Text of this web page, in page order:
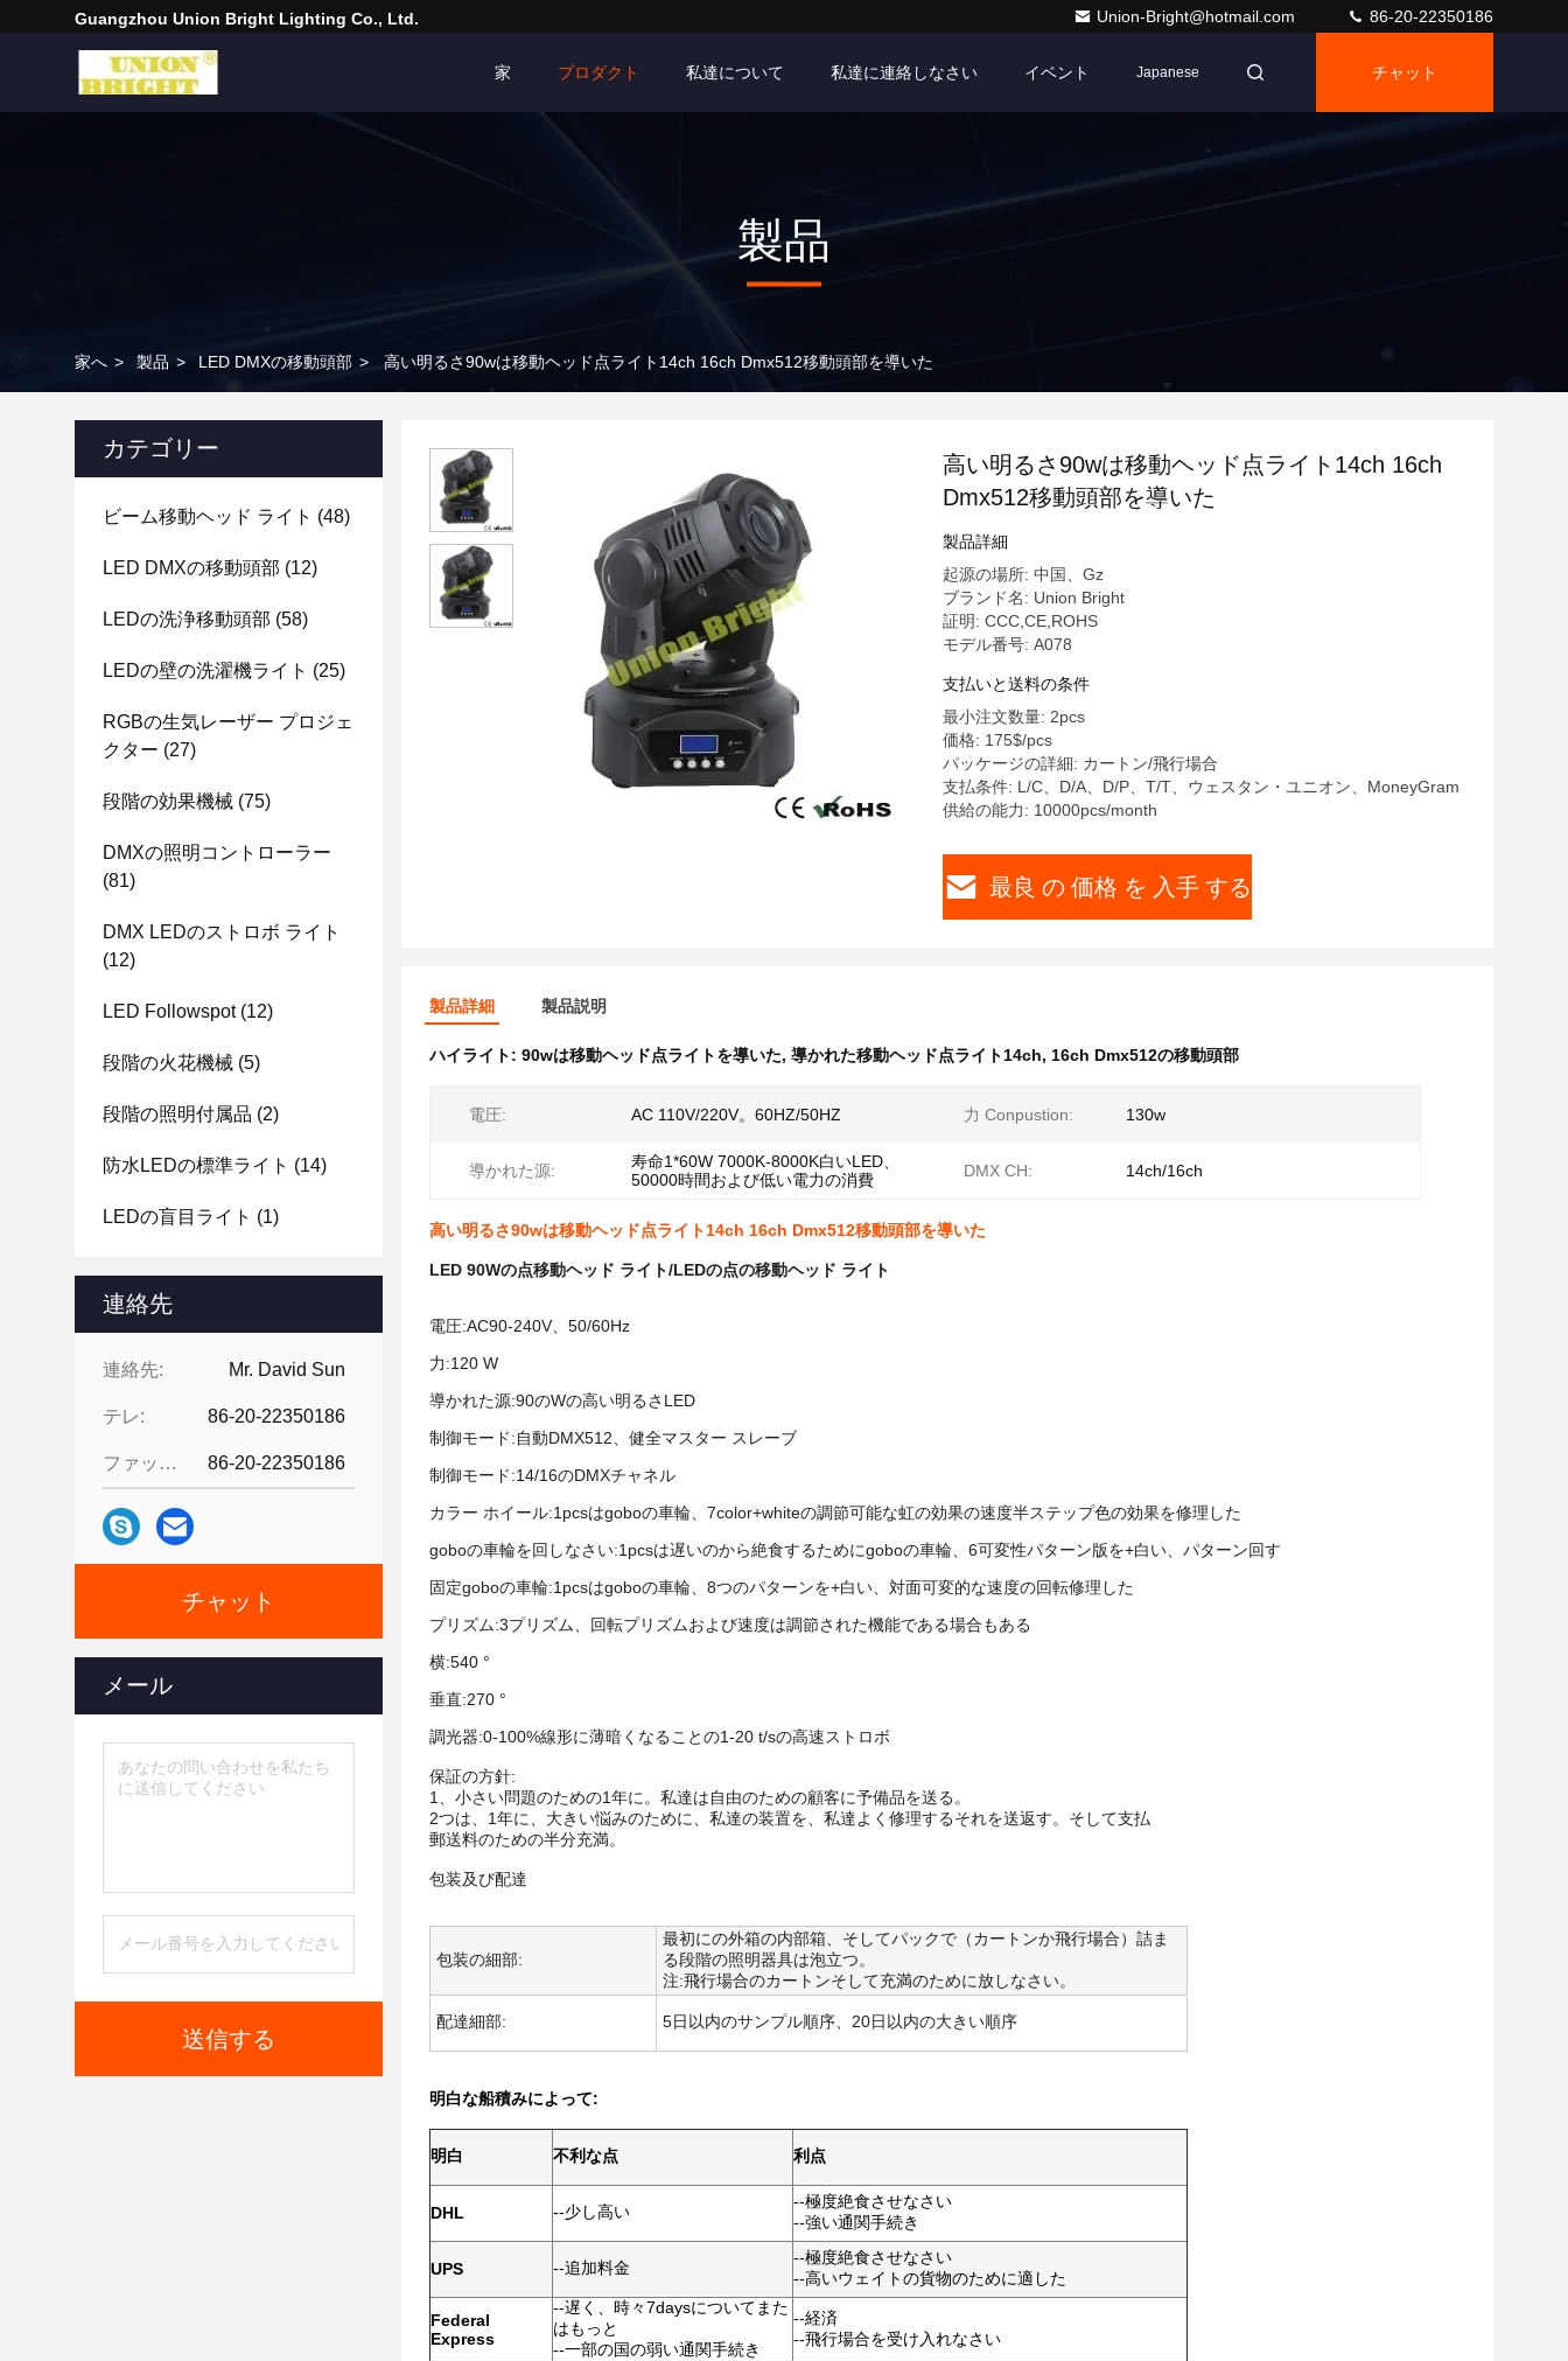
Guangzhou Union Bright Lighting Co., Ltd. Union-Bright@hotmail.com 86-20-22350186
家 プロダクト 私達について 私達に連絡しなさい イベント Japanese チャット
製品
家へ > 製品 > LED DMXの移動頭部 > 高い明るさ90wは移動ヘッド点ライト14ch 16ch Dmx512移動頭部を導いた
カテゴリー
ビーム移動ヘッド ライト (48)
LED DMXの移動頭部 (12)
LEDの洗浄移動頭部 (58)
LEDの壁の洗濯機ライト (25)
RGBの生気レーザー プロジェ
クター (27)
段階の効果機械 (75)
DMXの照明コントローラー
(81)
DMX LEDのストロボ ライト
(12)
LED Followspot(12)
段階の火花機械 (5)
段階の照明付属品 (2)
防水LEDの標準ライト (14)
LEDの盲目ライト (1)
連絡先
連絡先: Mr. David Sun
テレ: 86-20-22350186
ファックス: 86-20-22350186
チャット
メール
送信する
高い明るさ90wは移動ヘッド点ライト14ch 16ch
Dmx512移動頭部を導いた
製品詳細
起源の場所: 中国、Gz
ブランド名: Union Bright
証明: CCC,CE,ROHS
モデル番号: A078
支払いと送料の条件
最小注文数量: 2pcs
価格: 175$/pcs
パッケージの詳細: カートン/飛行場合
支払条件: L/C、D/A、D/P、T/T、ウェスタン・ユニオン、MoneyGram
供給の能力: 10000pcs/month
最良 の 価格 を 入手 する
製品詳細 製品説明
ハイライト: 90wは移動ヘッド点ライトを導いた, 導かれた移動ヘッド点ライト14ch, 16ch Dmx512の移動頭部
電圧: AC 110V/220V。60HZ/50HZ 力 Conpustion: 130w
導かれた源:
寿命1*60W 7000K-8000K白いLED、
50000時間および低い電力の消費
DMX CH: 14ch/16ch
高い明るさ90wは移動ヘッド点ライト14ch 16ch Dmx512移動頭部を導いた
LED 90Wの点移動ヘッド ライト/LEDの点の移動ヘッド ライト
電圧:AC90-240V、50/60Hz
力:120 W
導かれた源:90のWの高い明るさLED
制御モード:自動DMX512、健全マスター スレーブ
制御モード:14/16のDMXチャネル
カラー ホイール:1pcsはgoboの車輪、7color+whiteの調節可能な虹の効果の速度半ステップ色の効果を修理した
goboの車輪を回しなさい:1pcsは遅いのから絶食するためにgoboの車輪、6可変性パターン版を+白い、パターン回す
固定goboの車輪:1pcsはgoboの車輪、8つのパターンを+白い、対面可変的な速度の回転修理した
プリズム:3プリズム、回転プリズムおよび速度は調節された機能である場合もある
横:540 °
垂直:270 °
調光器:0-100%線形に薄暗くなることの1-20 t/sの高速ストロボ
保証の方針:
1、小さい問題のための1年に。私達は自由のための顧客に予備品を送る。
2つは、1年に、大きい悩みのために、私達の装置を、私達よく修理するそれを送返す。そして支払
郵送料のための半分充満。
包装及び配達
包装の細部:
最初にの外箱の内部箱、そしてパックで（カートンか飛行場合）詰ま
る段階の照明器具は泡立つ。
注:飛行場合のカートンそして充満のために放しなさい。
配達細部: 5日以内のサンプル順序、20日以内の大きい順序
明白な船積みによって:
明白 不利な点 利点
DHL --少し高い
--極度絶食させなさい
--強い通関手続き
UPS --追加料金
--極度絶食させなさい
--高いウェイトの貨物のために適した
Federal
Express
--遅く、時々7daysについてまた
はもっと
--一部の国の弱い通関手続き
--経済
--飛行場合を受け入れなさい